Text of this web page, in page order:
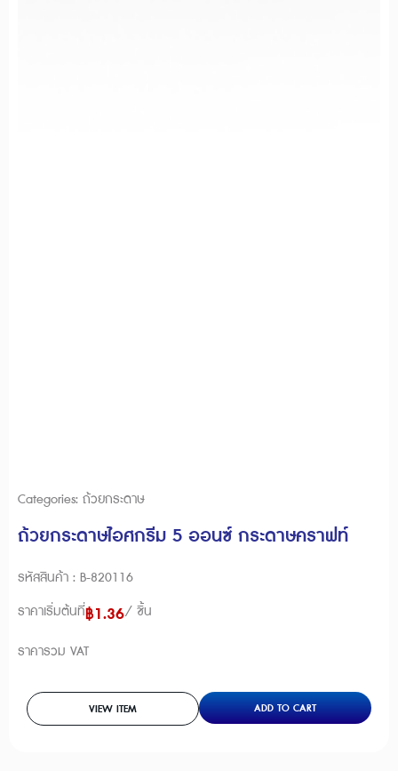
Categories: ถ้วยกระดาษ
ถ้วยกระดาษไอศกรีม 5 ออนซ์ กระดาษคราฟท์
รหัสสินค้า : B-820116
ราคาเริ่มต้นที่฿1.36/ ชิ้น
ราคารวม VAT
VIEW ITEM ADD TO CART